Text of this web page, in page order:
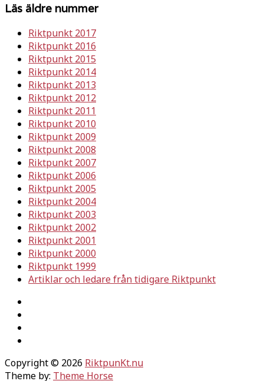
Läs äldre nummer
Riktpunkt 2017
Riktpunkt 2016
Riktpunkt 2015
Riktpunkt 2014
Riktpunkt 2013
Riktpunkt 2012
Riktpunkt 2011
Riktpunkt 2010
Riktpunkt 2009
Riktpunkt 2008
Riktpunkt 2007
Riktpunkt 2006
Riktpunkt 2005
Riktpunkt 2004
Riktpunkt 2003
Riktpunkt 2002
Riktpunkt 2001
Riktpunkt 2000
Riktpunkt 1999
Artiklar och ledare från tidigare Riktpunkt
Copyright © 2026 RiktpunKt.nu
Theme by: Theme Horse